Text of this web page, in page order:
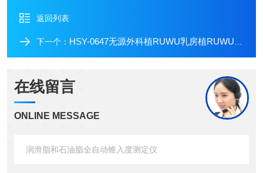
返回列表
下一个： HSY-0647无源外科植RUWU乳房植RUWU针入度测定仪
在线留言
ONLINE MESSAGE